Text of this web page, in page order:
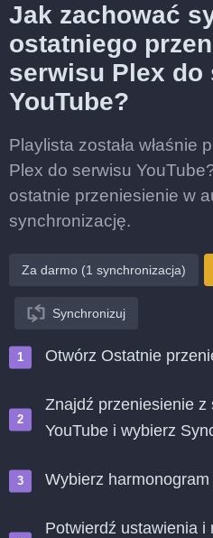
Jak zachować
ostatniego
serwisu Plex do
YouTube?
Playlista została właśnie
Plex do serwisu
ostatnie przeniesienie w
synchronizację.
Za darmo (1 synchronizacja)
Synchronizuj
Otwórz Ostatnie
Znajdź przeniesienie z
YouTube i wybierz
Wybierz
Potwierdź ustawienia i